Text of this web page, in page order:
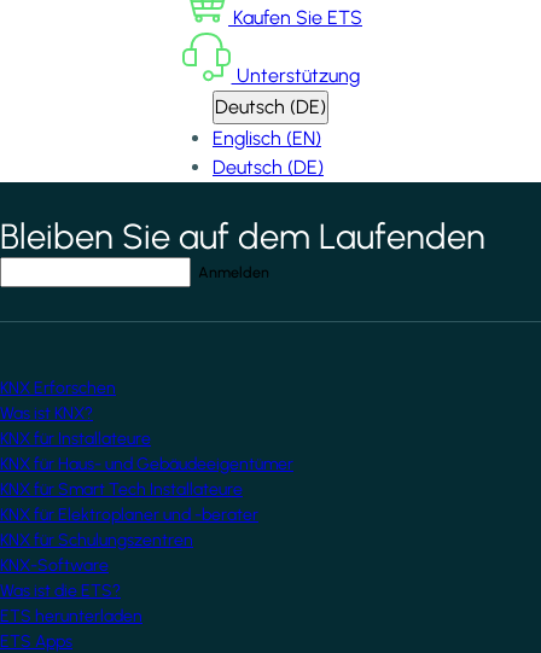
Kaufen Sie ETS
Unterstützung
Deutsch (DE)
Englisch (EN)
Deutsch (DE)
*indicates required field
Bleiben Sie auf dem Laufenden
KNX Erforschen
Was ist KNX?
KNX für Installateure
KNX für Haus- und Gebäudeeigentümer
KNX für Smart Tech Installateure
KNX für Elektroplaner und -berater
KNX für Schulungszentren
KNX-Software
Was ist die ETS?
ETS herunterladen
ETS Apps